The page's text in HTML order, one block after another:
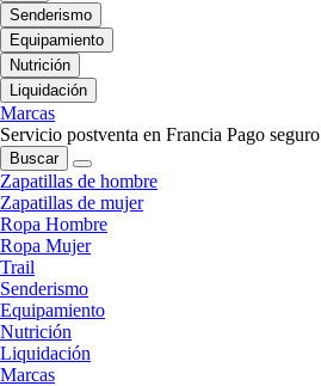
Senderismo
Equipamiento
Nutrición
Liquidación
Marcas
Servicio postventa en Francia Pago seguro
Buscar
Zapatillas de hombre
Zapatillas de mujer
Ropa Hombre
Ropa Mujer
Trail
Senderismo
Equipamiento
Nutrición
Liquidación
Marcas